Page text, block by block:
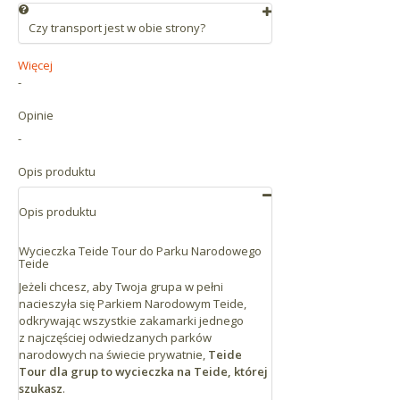
Wędrówki na szczyt Pico del Teide
Zezwolenia Parku Narodowego Teide
na wejście na krater
Biletu na wjazd i zjazd Kolejką linową
Czy transport jest w obie strony?
odwieziemy Cię z powrotem w to samo
miejsce.
Więcej
-
Opinie
-
Opis produktu
Opis produktu
Wycieczka Teide Tour do Parku Narodowego
Teide
Jeżeli chcesz, aby Twoja grupa w pełni
nacieszyła się Parkiem Narodowym Teide,
odkrywając wszystkie zakamarki jednego
z najczęściej odwiedzanych parków
narodowych na świecie prywatnie, Teide
Tour dla grup to wycieczka na Teide, której
szukasz.